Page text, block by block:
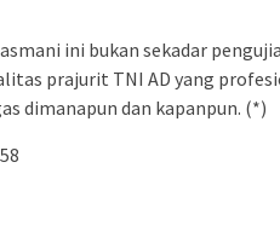
ini bukan sekadar
prajurit TNI AD yang
dimanapun dan kapanpun. (*)